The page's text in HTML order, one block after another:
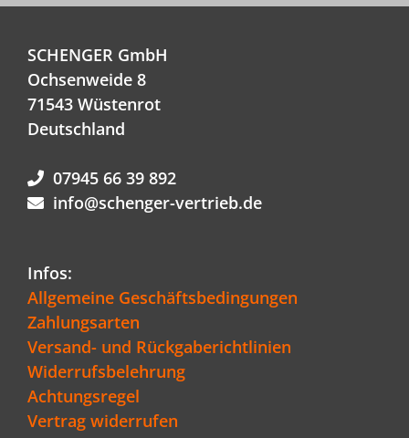
SCHENGER GmbH
Ochsenweide 8
71543 Wüstenrot
Deutschland
07945 66 39 892
info@schenger-vertrieb.de
Infos:
Allgemeine Geschäftsbedingungen
Zahlungsarten
Versand- und Rückgaberichtlinien
Widerrufsbelehrung
Achtungsregel
Vertrag widerrufen